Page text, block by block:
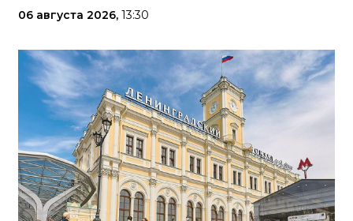
06 августа 2026, 13:30